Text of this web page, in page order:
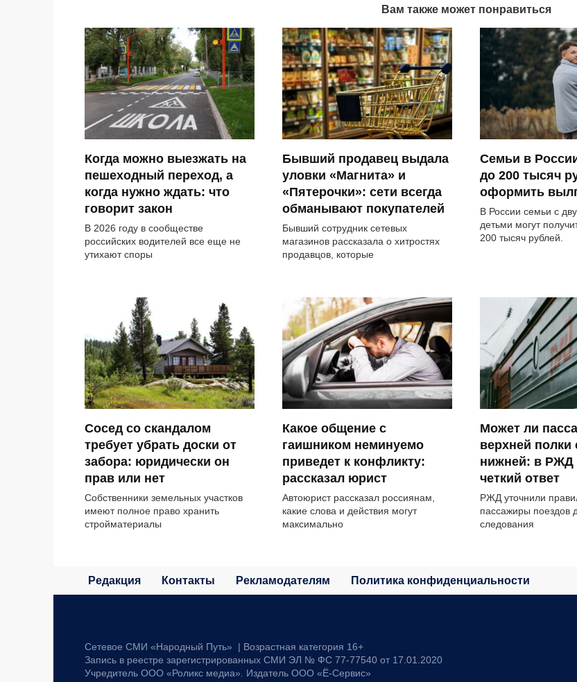
Вам также может понравиться
Когда можно выезжать на
пешеходный переход, а
когда нужно ждать: что
говорит закон
В 2026 году в сообществе
российских водителей все еще не
утихают споры
Бывший продавец выдала
уловки «Магнита» и
«Пятерочки»: сети всегда
обманывают покупателей
Бывший сотрудник сетевых
магазинов рассказала о хитростях
продавцов, которые
Семьи в
до 200 тысяч
оформить
В России семьи с
детьми могут
200 тысяч рублей.
Сосед со скандалом
требует убрать доски от
забора: юридически он
прав или нет
Собственники земельных участков
имеют полное право хранить
стройматериалы
Какое общение с
гаишником неминуемо
приведет к конфликту:
рассказал юрист
Автоюрист рассказал россиянам,
какие слова и действия могут
максимально
Может ли
верхней полки
нижней: в РЖД
четкий ответ
РЖД уточнили
пассажиры поездов
следования
Редакция Контакты Рекламодателям Политика конфиденциальности
Сетевое СМИ «Народный Путь» | Возрастная категория 16+
Запись в реестре зарегистрированных СМИ ЭЛ № ФС 77-77540 от 17.01.2020
Учредитель ООО «Роликс медиа». Издатель ООО «Ё-Сервис»